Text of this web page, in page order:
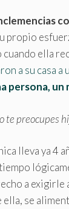
propio
cuando ella
a su casa
persona,
te preocupes
lleva ya 4
a exigirle
se